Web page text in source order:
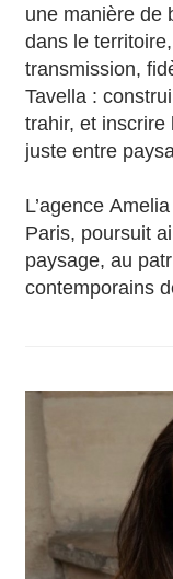
une manière de
dans le
transmission,
Tavella :
trahir, et inscrire
juste entre
L’agence
Paris, poursuit
paysage, au
contemporains